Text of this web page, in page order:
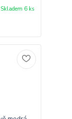
Skladem 6 ks